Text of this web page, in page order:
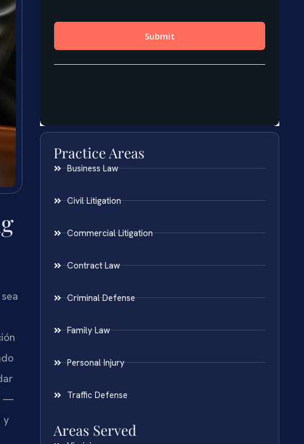
—
y
Practice Areas
Business Law
Civil Litigation
Commercial Litigation
Contract Law
Criminal Defense
Family Law
Personal Injury
Traffic Defense
Areas Served